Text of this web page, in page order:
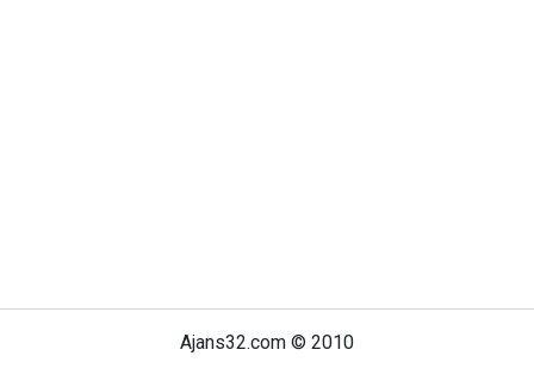
Ajans32.com © 2010